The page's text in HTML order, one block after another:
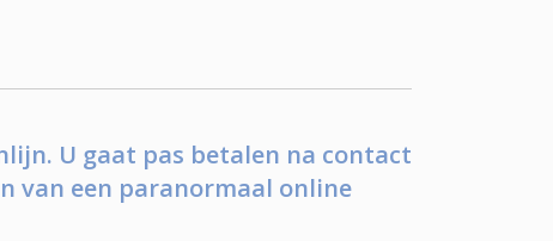
U gaat pas betalen na contact
van een paranormaal online